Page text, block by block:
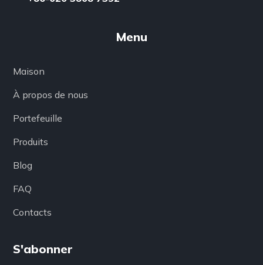
Menu
Maison
À propos de nous
Portefeuille
Produits
Blog
FAQ
Contacts
S'abonner